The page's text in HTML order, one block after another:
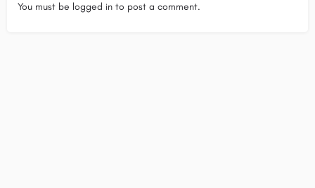
You must be logged in to post a comment.